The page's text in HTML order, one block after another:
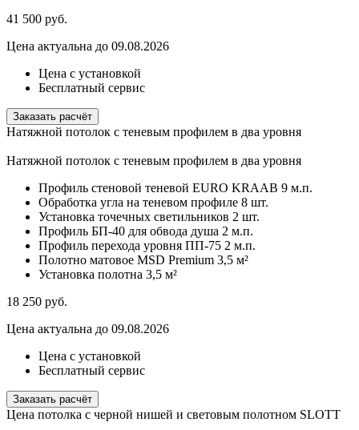
41 500 руб.
Цена актуальна до 09.08.2026
Цена с установкой
Бесплатный сервис
Заказать расчёт
Натяжной потолок с теневым профилем в два уровня
Натяжной потолок с теневым профилем в два уровня
Профиль стеновой теневой EURO KRAAB 9 м.п.
Обработка угла на теневом профиле 8 шт.
Установка точечных светильников 2 шт.
Профиль БП-40 для обвода душа 2 м.п.
Профиль перехода уровня ПП-75 2 м.п.
Полотно матовое MSD Premium 3,5 м²
Установка полотна 3,5 м²
18 250 руб.
Цена актуальна до 09.08.2026
Цена с установкой
Бесплатный сервис
Заказать расчёт
Цена потолка с черной нишей и световым полотном SLOTT